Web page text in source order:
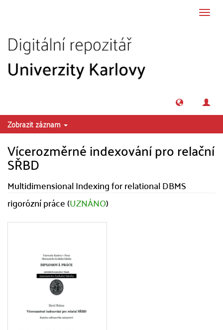
Zobrazit záznam
Vícerozměrné indexování pro relační
SŘBD
Multidimensional Indexing for relational DBMS
rigorózní práce (UZNÁNO)